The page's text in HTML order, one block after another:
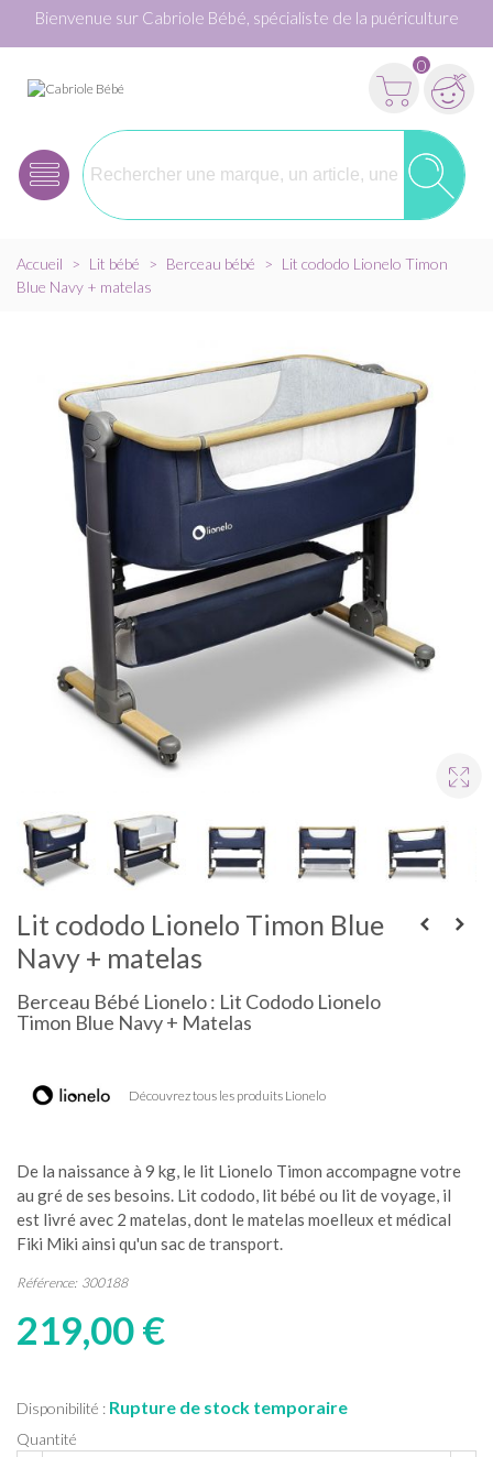
Bienvenue sur Cabriole Bébé, spécialiste de la puériculture
0
Accueil > Lit bébé > Berceau bébé > Lit cododo Lionelo Timon
Blue Navy + matelas
Lit cododo Lionelo Timon Blue
Navy + matelas
Berceau Bébé Lionelo : Lit Cododo Lionelo
Timon Blue Navy + Matelas
Découvrez tous les produits Lionelo
De la naissance à 9 kg, le lit Lionelo Timon accompagne votre
au gré de ses besoins. Lit cododo, lit bébé ou lit de voyage, il
est livré avec 2 matelas, dont le matelas moelleux et médical
Fiki Miki ainsi qu'un sac de transport.
Référence: 300188
219,00 €
Disponibilité : Rupture de stock temporaire
Quantité